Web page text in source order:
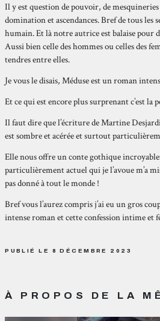
Il y est question de pouvoir, de mesquineries
domination et ascendances. Bref de tous les
humain. Et là notre autrice est balaise pour
Aussi bien celle des hommes ou celles des
tendres entre elles.
Je vous le disais, Méduse est un roman
Et ce qui est encore plus surprenant c’est la
Il faut dire que l’écriture de Martine
est sombre et acérée et surtout
Elle nous offre un conte gothique
particulièrement actuel qui je l’avoue m’a
pas donné à tout le monde !
Bref vous l’aurez compris j’ai eu un gros
intense roman et cette confession intime et
PUBLIÉ LE 8 DÉCEMBRE 2023
À PROPOS DE LA